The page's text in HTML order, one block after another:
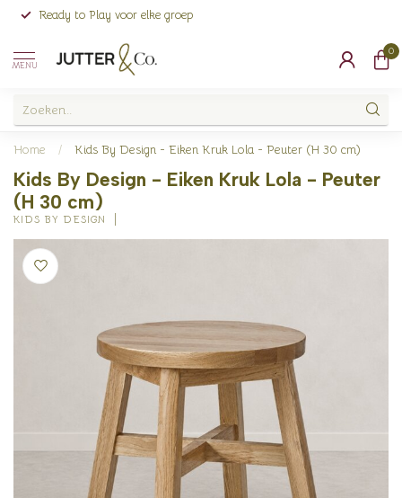
Ready to Play voor elke groep
MENU
0
Home / Kids By Design - Eiken Kruk Lola - Peuter (H 30 cm)
Kids By Design - Eiken Kruk Lola - Peuter
(H 30 cm)
KIDS BY DESIGN